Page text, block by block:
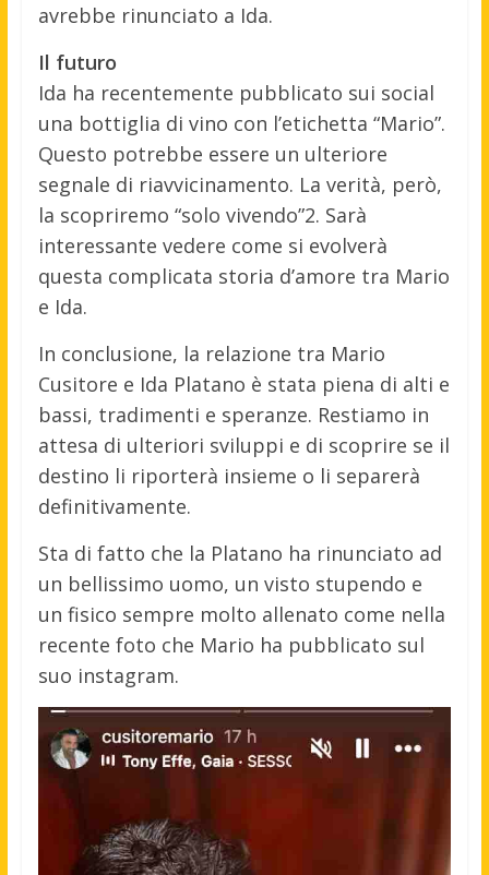
avrebbe rinunciato a Ida.
Il futuro
Ida ha recentemente pubblicato sui social
una bottiglia di vino con l’etichetta “Mario”.
Questo potrebbe essere un ulteriore
segnale di riavvicinamento. La verità, però,
la scopriremo “solo vivendo”2. Sarà
interessante vedere come si evolverà
questa complicata storia d’amore tra Mario
e Ida.
In conclusione, la relazione tra Mario
Cusitore e Ida Platano è stata piena di alti e
bassi, tradimenti e speranze. Restiamo in
attesa di ulteriori sviluppi e di scoprire se il
destino li riporterà insieme o li separerà
definitivamente.
Sta di fatto che la Platano ha rinunciato ad
un bellissimo uomo, un visto stupendo e
un fisico sempre molto allenato come nella
recente foto che Mario ha pubblicato sul
suo instagram.